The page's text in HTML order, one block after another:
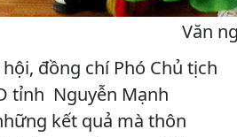
Văn
đồng chí Phó Chủ tịch
tỉnh Nguyễn Mạnh
kết quả mà thôn